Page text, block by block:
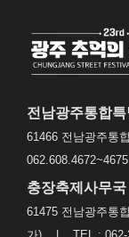
전남광주통합
61466 전남광주
062.608.4672~4675
충장축제사무국
61475 전남광주통